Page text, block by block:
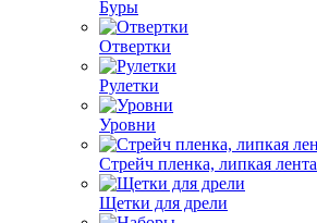
Буры
Отвертки
Рулетки
Уровни
Стрейч пленка, липкая лента
Щетки для дрели